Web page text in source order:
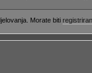
Morate biti